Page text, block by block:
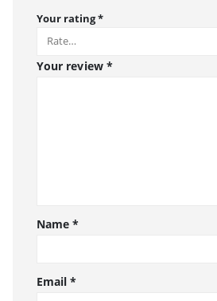
Your rating*
Your review *
Name*
Email*